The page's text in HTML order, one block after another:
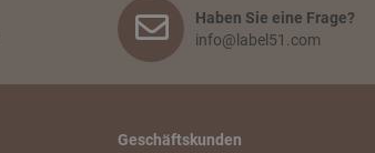
Haben Sie eine Frage?
info@label51.com
Geschäftskunden